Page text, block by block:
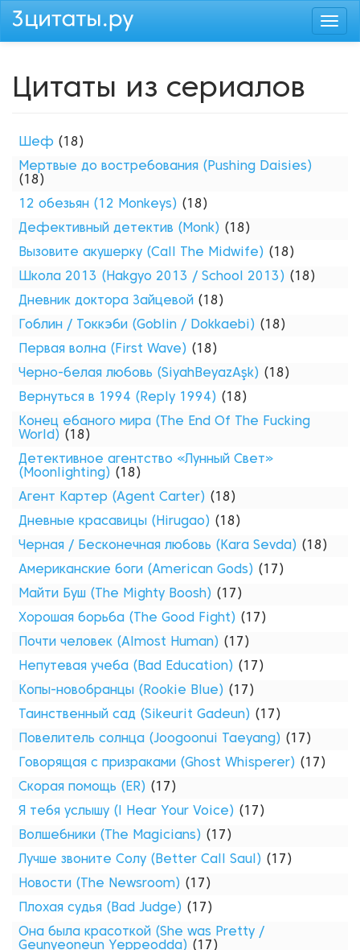
Перейти
Цитаты из сериалов
Шеф (18)
Мертвые до востребования (Pushing Daisies)
(18)
12 обезьян (12 Monkeys) (18)
Дефективный детектив (Monk) (18)
Вызовите акушерку (Call The Midwife) (18)
Школа 2013 (Hakgyo 2013 / School 2013) (18)
Дневник доктора Зайцевой (18)
Гоблин / Токкэби (Goblin / Dokkaebi) (18)
Первая волна (First Wave) (18)
Черно-белая любовь (SiyahBeyazAşk) (18)
Вернуться в 1994 (Reply 1994) (18)
Конец ебаного мира (The End Of The Fucking
World) (18)
Детективное агентство «Лунный Свет»
(Moonlighting) (18)
Агент Картер (Agent Carter) (18)
Дневные красавицы (Hirugao) (18)
Черная / Бесконечная любовь (Kara Sevda) (18)
Американские боги (American Gods) (17)
Майти Буш (The Mighty Boosh) (17)
Хорошая борьба (The Good Fight) (17)
Почти человек (Almost Human) (17)
Непутевая учеба (Bad Education) (17)
Копы-новобранцы (Rookie Blue) (17)
Таинственный сад (Sikeurit Gadeun) (17)
Повелитель солнца (Joogoonui Taeyang) (17)
Говорящая с призраками (Ghost Whisperer) (17)
Скорая помощь (ER) (17)
Я тебя услышу (I Hear Your Voice) (17)
Волшебники (The Magicians) (17)
Лучше звоните Солу (Better Call Saul) (17)
Новости (The Newsroom) (17)
Плохая судья (Bad Judge) (17)
Она была красоткой (She was Pretty /
Geunyeoneun Yeppeodda) (17)